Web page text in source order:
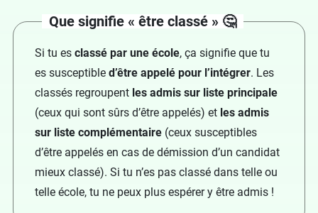
Que signifie « être classé » 🤔
Si tu es classé par une école, ça signifie que tu
es susceptible d’être appelé pour l’intégrer. Les
classés regroupent les admis sur liste principale
(ceux qui sont sûrs d’être appelés) et les admis
sur liste complémentaire (ceux susceptibles
d’être appelés en cas de démission d’un candidat
mieux classé). Si tu n’es pas classé dans telle ou
telle école, tu ne peux plus espérer y être admis !